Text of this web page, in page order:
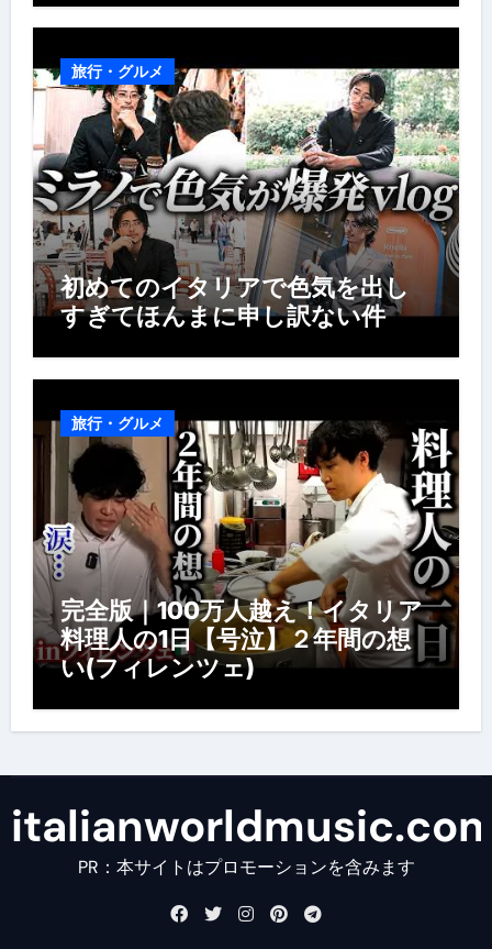
旅行・グルメ
初めてのイタリアで色気を出し
すぎてほんまに申し訳ない件
旅行・グルメ
完全版｜100万人越え！イタリア
料理人の1日【号泣】２年間の想
い(フィレンツェ)
PR：本サイトはプロモーションを含みます